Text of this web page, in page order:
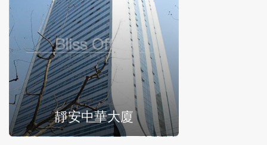
靜安中華大廈